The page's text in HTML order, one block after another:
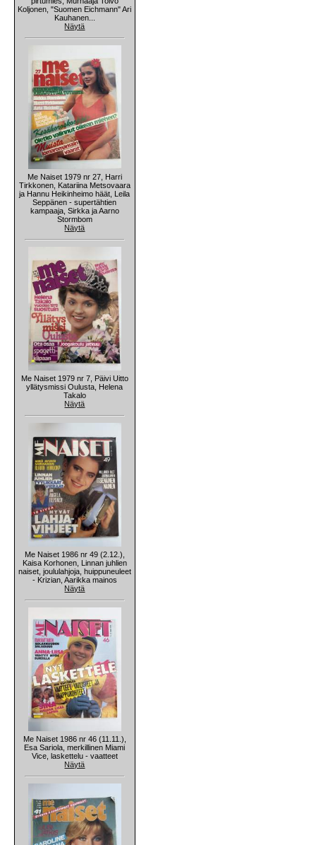
Koljonen, "Suomen Eichmann" Ari
Kauhanen...
Näytä
Me Naiset 1979 nr 27, Harri
Tirkkonen, Katariina Metsovaara
ja Hannu Heikinheimo häät, Leila
Seppänen - supertähtien
kampaaja, Sirkka ja Aarno
Stormbom
Näytä
Me Naiset 1979 nr 7, Päivi Uitto
yllätysmissi Oulusta, Helena
Takalo
Näytä
Me Naiset 1986 nr 49 (2.12.),
Kaisa Korhonen, Linnan juhlien
naiset, joululahjoja, huippuneuleet
- Krizian, Aarikka mainos
Näytä
Me Naiset 1986 nr 46 (11.11.),
Esa Sariola, merkillinen Miami
Vice, laskettelu - vaatteet
Näytä